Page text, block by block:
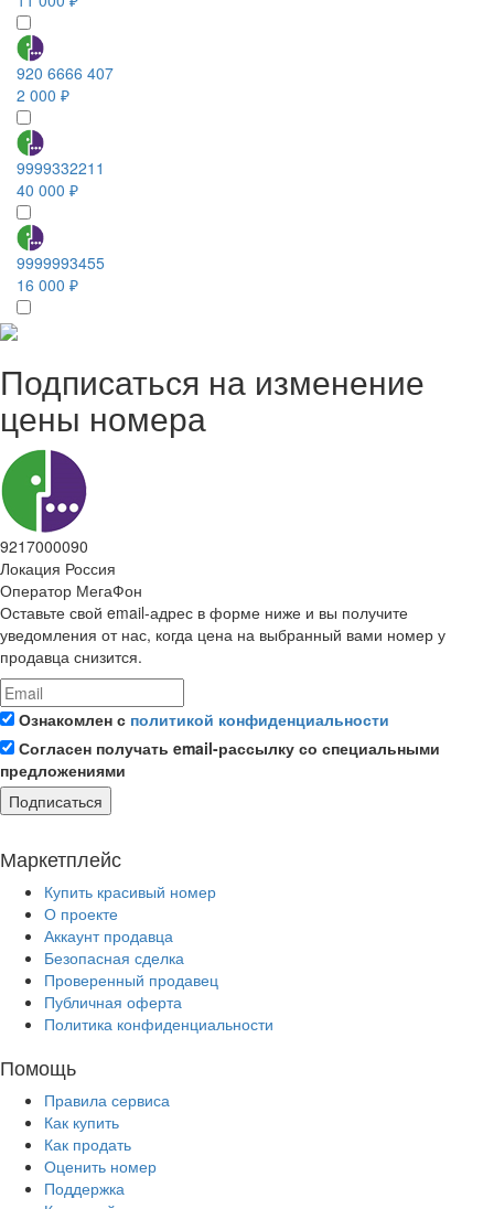
920 6666 407
2 000 ₽
9999332211
40 000 ₽
9999993455
16 000 ₽
Подписаться на изменение
цены номера
9217000090
Локация Россия
Оператор МегаФон
Оставьте свой email-адрес в форме ниже и вы получите
уведомления от нас, когда цена на выбранный вами номер у
продавца снизится.
Ознакомлен с политикой конфиденциальности
Согласен получать email-рассылку со специальными
предложениями
Подписаться
Маркетплейс
Купить красивый номер
О проекте
Аккаунт продавца
Безопасная сделка
Проверенный продавец
Публичная оферта
Политика конфиденциальности
Помощь
Правила сервиса
Как купить
Как продать
Оценить номер
Поддержка